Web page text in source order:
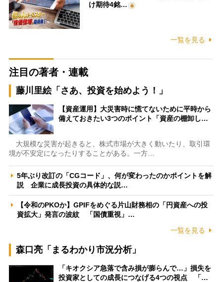
け期待4銘…
一覧を見る
注目の著者・連載
藤川里絵「さあ、投資を始めよう！」
【資産運用】大災害時に慌てないために平時から
備えておきたい3つのポイント「資産の棚卸し…
大規模な災害が起きると、株式市場が大きく動いたり、取引環
境が不安定になったりすることがある。一方…
5年ぶり改訂の「CGコード」、何が変わったのかポイントを解
説 企業に成長投資の具体的な説…
【令和のPKOか】GPIFをめぐる片山財務相の「円資産への投
資拡大」発言の波紋 「国債重視」…
一覧を見る
森口亮「まるわかり市況分析」
「キオクシア急落で含み損が膨らんで…」損失を
投資家としての成長につなげる4つの視点 「…